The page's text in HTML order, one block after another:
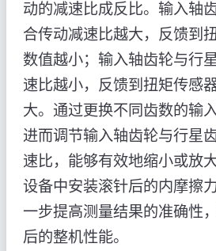
动的减速比成反比。输入轴
合传动减速比越大，反馈到
数值越小；输入轴齿轮与行
速比越小，反馈到扭矩传感
大。通过更换不同齿数的输
进而调节输入轴齿轮与行星
速比，能够有效地缩小或放
设备中安装滚针后的内摩擦
一步提高测量结果的准确性
后的整机性能。